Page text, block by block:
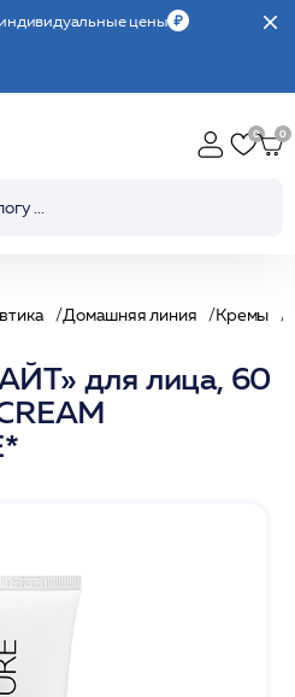
индивидуальные цены
Домашняя линия Кремы
для лица, 60